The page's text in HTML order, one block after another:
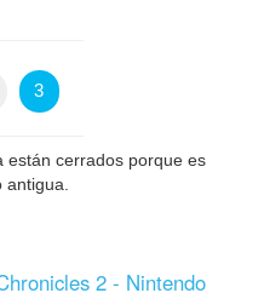
3
están cerrados porque es
2 - Nintendo